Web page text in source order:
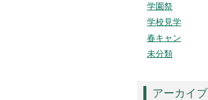
学園祭
学校見学
春キャン
未分類
アーカイブ